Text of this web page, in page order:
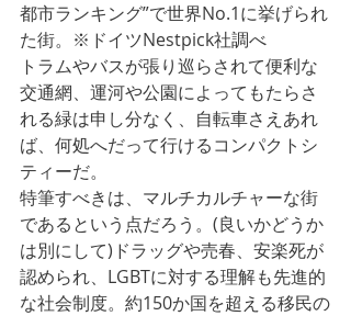
都市ランキング”で世界No.1に挙げられ
た街。※ドイツNestpick社調べ
トラムやバスが張り巡らされて便利な
交通網、運河や公園によってもたらさ
れる緑は申し分なく、自転車さえあれ
ば、何処へだって行けるコンパクトシ
ティーだ。
特筆すべきは、マルチカルチャーな街
であるという点だろう。(良いかどうか
は別にして)ドラッグや売春、安楽死が
認められ、LGBTに対する理解も先進的
な社会制度。約150か国を超える移民の